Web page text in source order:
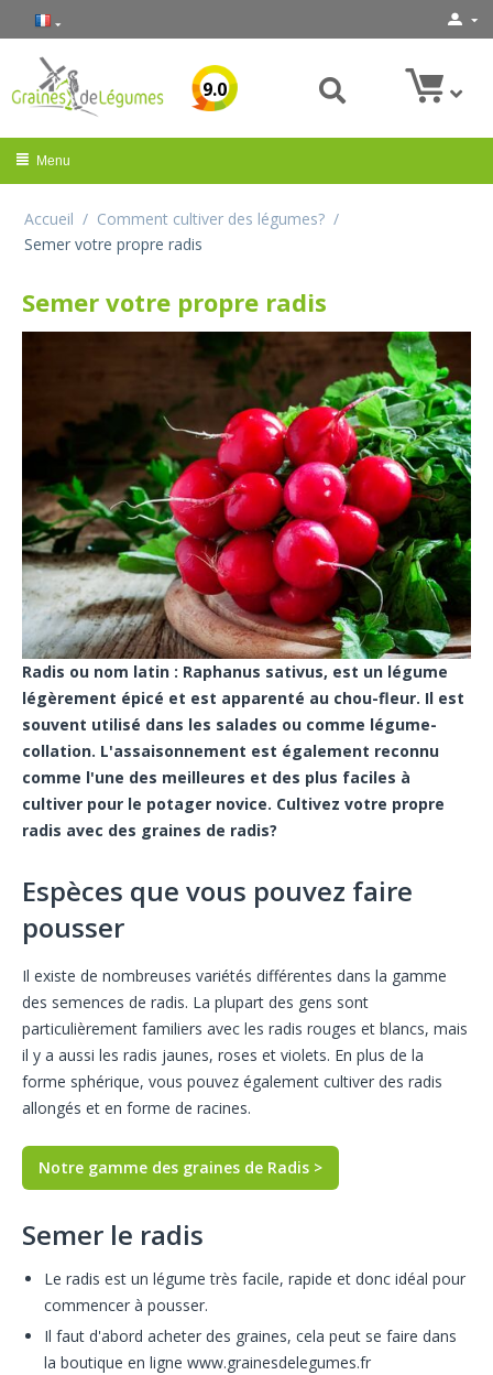
9.0
Menu
Accueil / Comment cultiver des légumes? /
Semer votre propre radis
Semer votre propre radis
Radis ou nom latin : Raphanus sativus, est un légume
légèrement épicé et est apparenté au chou-fleur. Il est
souvent utilisé dans les salades ou comme légume-
collation. L'assaisonnement est également reconnu
comme l'une des meilleures et des plus faciles à
cultiver pour le potager novice. Cultivez votre propre
radis avec des graines de radis?
Espèces que vous pouvez faire
pousser
Il existe de nombreuses variétés différentes dans la gamme
des semences de radis. La plupart des gens sont
particulièrement familiers avec les radis rouges et blancs, mais
il y a aussi les radis jaunes, roses et violets. En plus de la
forme sphérique, vous pouvez également cultiver des radis
allongés et en forme de racines.
Notre gamme des graines de Radis >
Semer le radis
Le radis est un légume très facile, rapide et donc idéal pour
commencer à pousser.
Il faut d'abord acheter des graines, cela peut se faire dans
la boutique en ligne www.grainesdelegumes.fr